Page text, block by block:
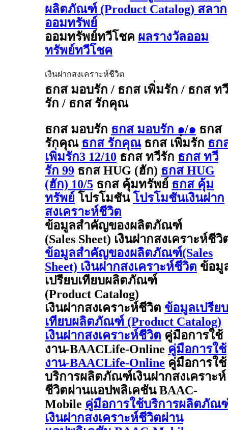
ผลิตภัณฑ์ (Product Catalog) สลาก
ออมทรัพย์
ออมทรัพย์ทวีโชค ผลรางวัลออม
ทรัพย์ทวีโชค
เงินฝากสงเคราะห์ชีวิต
ธกส มอบรัก / ธกส เพิ่มรัก / ธกส ทวี
รัก / ธกส รักคุณ
ธกส มอบรัก ธกส มอบรัก ๑/๑ ธกส
รักคุณ ธกส รักคุณ ธกส เพิ่มรัก ธก
เพิ่มรัก3 12/10 ธกส ทวีรัก ธกส ทวี
รัก 99 ธกส HUG (ฮัก) ธกส HUG
(ฮัก) 10/5 ธกส คุ้มทรัพย์ ธกส คุ้ม
ทรัพย์ โปรโมชัน โปรโมชันเงินฝาก
สงเคราะห์ชีวิต
ข้อมูลสำคัญของผลิตภัณฑ์
(Sales Sheet) เงินฝากสงเคราะห์ชีวิ
ข้อมูลสำคัญของผลิตภัณฑ์(Sales
Sheet) เงินฝากสงเคราะห์ชีวิต ข้อมู
เปรียบเทียบผลิตภัณฑ์
(Product Catalog)
เงินฝากสงเคราะห์ชีวิต ข้อมูลเปรียบ
เทียบผลิตภัณฑ์ (Product Catalog)
เงินฝากสงเคราะห์ชีวิต คู่มือการใช้
งาน-BAACLife-Online คู่มือการใช้
งาน-BAACLife-Online คู่มือการใช้
บริการผลิตภัณฑ์เงินฝากสงเคราะห์
ชีวิตผ่านแอปพลิเคชัน BAAC-
Mobile คู่มือการใช้บริการผลิตภัณ
เงินฝากสงเคราะห์ชีวิตผ่าน